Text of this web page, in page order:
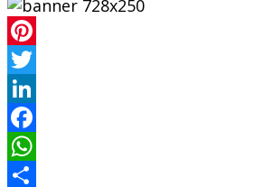
Pinterest
Twitter
LinkedIn
Facebook
WhatsApp